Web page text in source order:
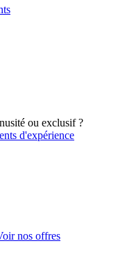
ou exclusif ?
d'expérience
nos offres